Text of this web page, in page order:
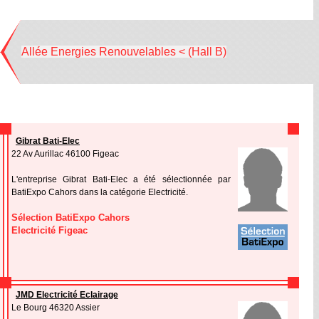
Allée Energies Renouvelables < (Hall B)
Gibrat Bati-Elec
22 Av Aurillac 46100 Figeac
L'entreprise Gibrat Bati-Elec a été sélectionnée par
BatiExpo Cahors dans la catégorie Electricité.
Sélection BatiExpo Cahors
Electricité Figeac
JMD Electricité Eclairage
Le Bourg 46320 Assier